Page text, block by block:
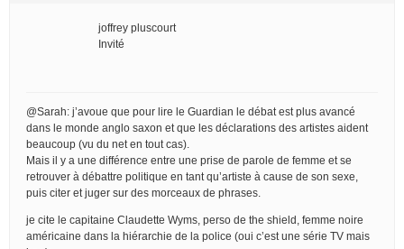
joffrey pluscourt
Invité
@Sarah: j’avoue que pour lire le Guardian le débat est plus avancé
dans le monde anglo saxon et que les déclarations des artistes aident
beaucoup (vu du net en tout cas).
Mais il y a une différence entre une prise de parole de femme et se
retrouver à débattre politique en tant qu’artiste à cause de son sexe,
puis citer et juger sur des morceaux de phrases.
je cite le capitaine Claudette Wyms, perso de the shield, femme noire
américaine dans la hiérarchie de la police (oui c’est une série TV mais